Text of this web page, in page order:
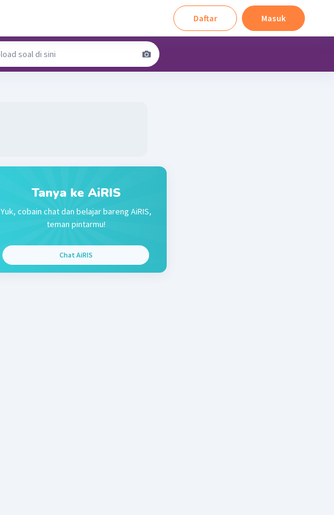
Daftar Masuk
Tanya ke AiRIS
Yuk, cobain chat dan belajar bareng AiRIS,
teman pintarmu!
Chat AiRIS